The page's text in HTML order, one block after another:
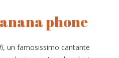
phone
, un famosissimo cantante